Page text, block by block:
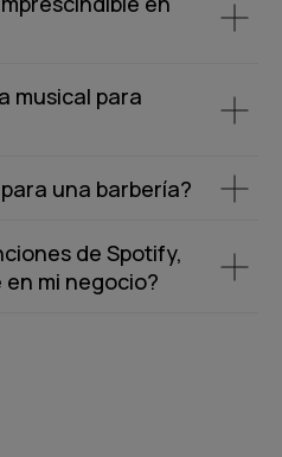
musical para
una barbería?
de Spotify,
en mi negocio?